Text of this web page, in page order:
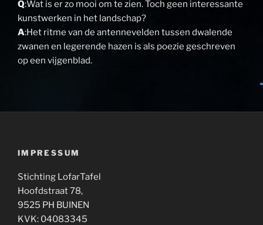
Q:Wat is er zo mooi om te zien. Toch geen interessante
kunstwerken in het landschap?
A:Het ritme van de antennevelden tussen dwalende
zwanen en legerende hazen is als poezie geschreven
op een vijgenblad.
IMPRESSUM
Stichting LofarTafel
Hoofdstraat 78,
9525 PH BUINEN
KVK: 04083345